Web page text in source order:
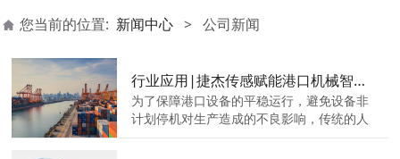
您当前的位置: 新闻中心 > 公司新闻
行业应用|捷杰传感赋能港口机械智能运维
为了保障港口设备的平稳运行，避免设备非
计划停机对生产造成的不良影响，传统的人